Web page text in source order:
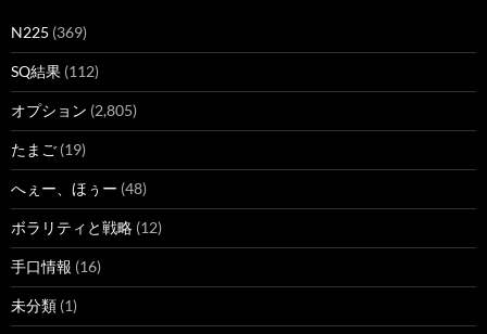
N225 (369)
SQ結果 (112)
オプション (2,805)
たまご (19)
へぇー、ほぅー (48)
ボラリティと戦略 (12)
手口情報 (16)
未分類 (1)